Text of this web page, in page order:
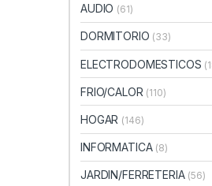
AUDIO (61)
DORMITORIO (33)
ELECTRODOMESTICOS
FRIO/CALOR (110)
HOGAR (146)
INFORMATICA (8)
JARDIN/FERRETERIA (56)